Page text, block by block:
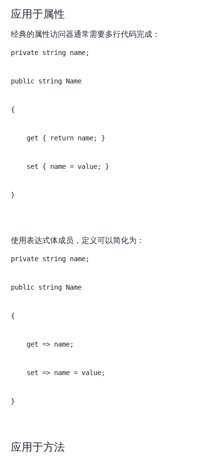
应用于属性
经典的属性访问器通常需要多行代码完成：
private string name;
public string Name
{
    get { return name; }
    set { name = value; }
}
使用表达式体成员，定义可以简化为：
private string name;
public string Name
{
    get => name;
    set => name = value;
}
应用于方法